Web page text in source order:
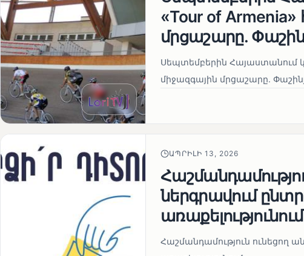
«Tour of
մրցաշարը.
Սեպտեմբերին Հայաստանում
միջազգային մրցաշարը.
ԱՊՐԻԼԻ 13, 2026
ներգրավում
առաքելությունում
Հաշմանդամություն ունեցող